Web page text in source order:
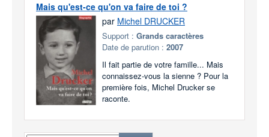
Mais qu'est-ce qu'on va faire de toi ?
par Michel DRUCKER
Support : Grands caractères
Date de parution : 2007
Il fait partie de votre famille... Mais
connaissez-vous la sienne ? Pour la
première fois, Michel Drucker se
raconte.